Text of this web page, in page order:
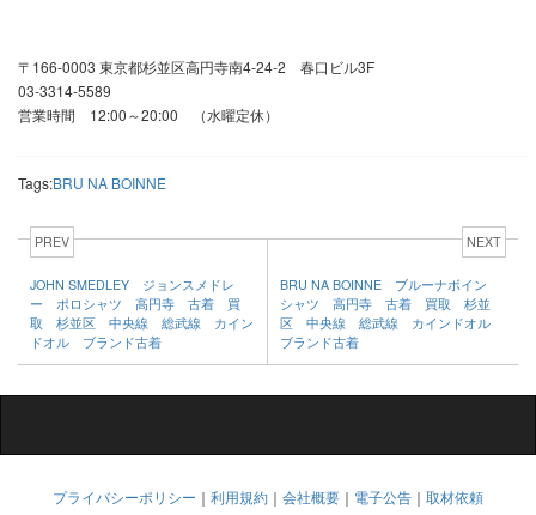
〒166-0003 東京都杉並区高円寺南4-24-2 春口ビル3F
03-3314-5589
営業時間 12:00～20:00 （水曜定休）
Tags:BRU NA BOINNE
PREV
JOHN SMEDLEY ジョンスメドレ
ー ポロシャツ 高円寺 古着 買
取 杉並区 中央線 総武線 カイン
ドオル ブランド古着
NEXT
BRU NA BOINNE ブルーナボイン
シャツ 高円寺 古着 買取 杉並
区 中央線 総武線 カインドオル
ブランド古着
プライバシーポリシー ｜ 利用規約 ｜ 会社概要 ｜ 電子公告 ｜ 取材依頼